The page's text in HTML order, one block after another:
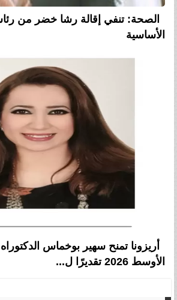
الصحة: تنفي إقالة رشا خضر من
الأساسية
أريزونا تمنح سهير بوخماس
الأوسط 2026 تقديرًا ل...